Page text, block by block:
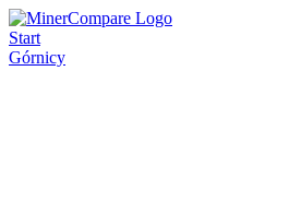
Start
Górnicy